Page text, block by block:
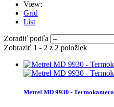
View:
Grid
List
Zoradiť podľa
Zobraziť 1 - 2 z 2 položiek
Metrel MD 9930 - Termokamera